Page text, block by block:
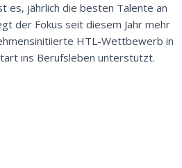
es, jährlich die besten Talente an
der Fokus seit diesem Jahr mehr
HTL-Wettbewerb in
ins Berufsleben unterstützt.